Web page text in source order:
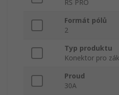
RS PRO
Formát pólů
2
Typ produktu
Konektor pro
Proud
30A